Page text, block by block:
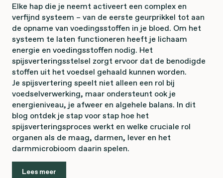
Elke hap die je neemt activeert een complex en
verfijnd systeem – van de eerste geurprikkel tot aan
de opname van voedingsstoffen in je bloed. Om het
systeem te laten functioneren heeft je lichaam
energie en voedingsstoffen nodig. Het
spijsverteringsstelsel zorgt ervoor dat de benodigde
stoffen uit het voedsel gehaald kunnen worden.
Je spijsvertering speelt niet alleen een rol bij
voedselverwerking, maar ondersteunt ook je
energieniveau, je afweer en algehele balans. In dit
blog ontdek je stap voor stap hoe het
spijsverteringsproces werkt en welke cruciale rol
organen als de maag, darmen, lever en het
darmmicrobioom daarin spelen.
Lees meer